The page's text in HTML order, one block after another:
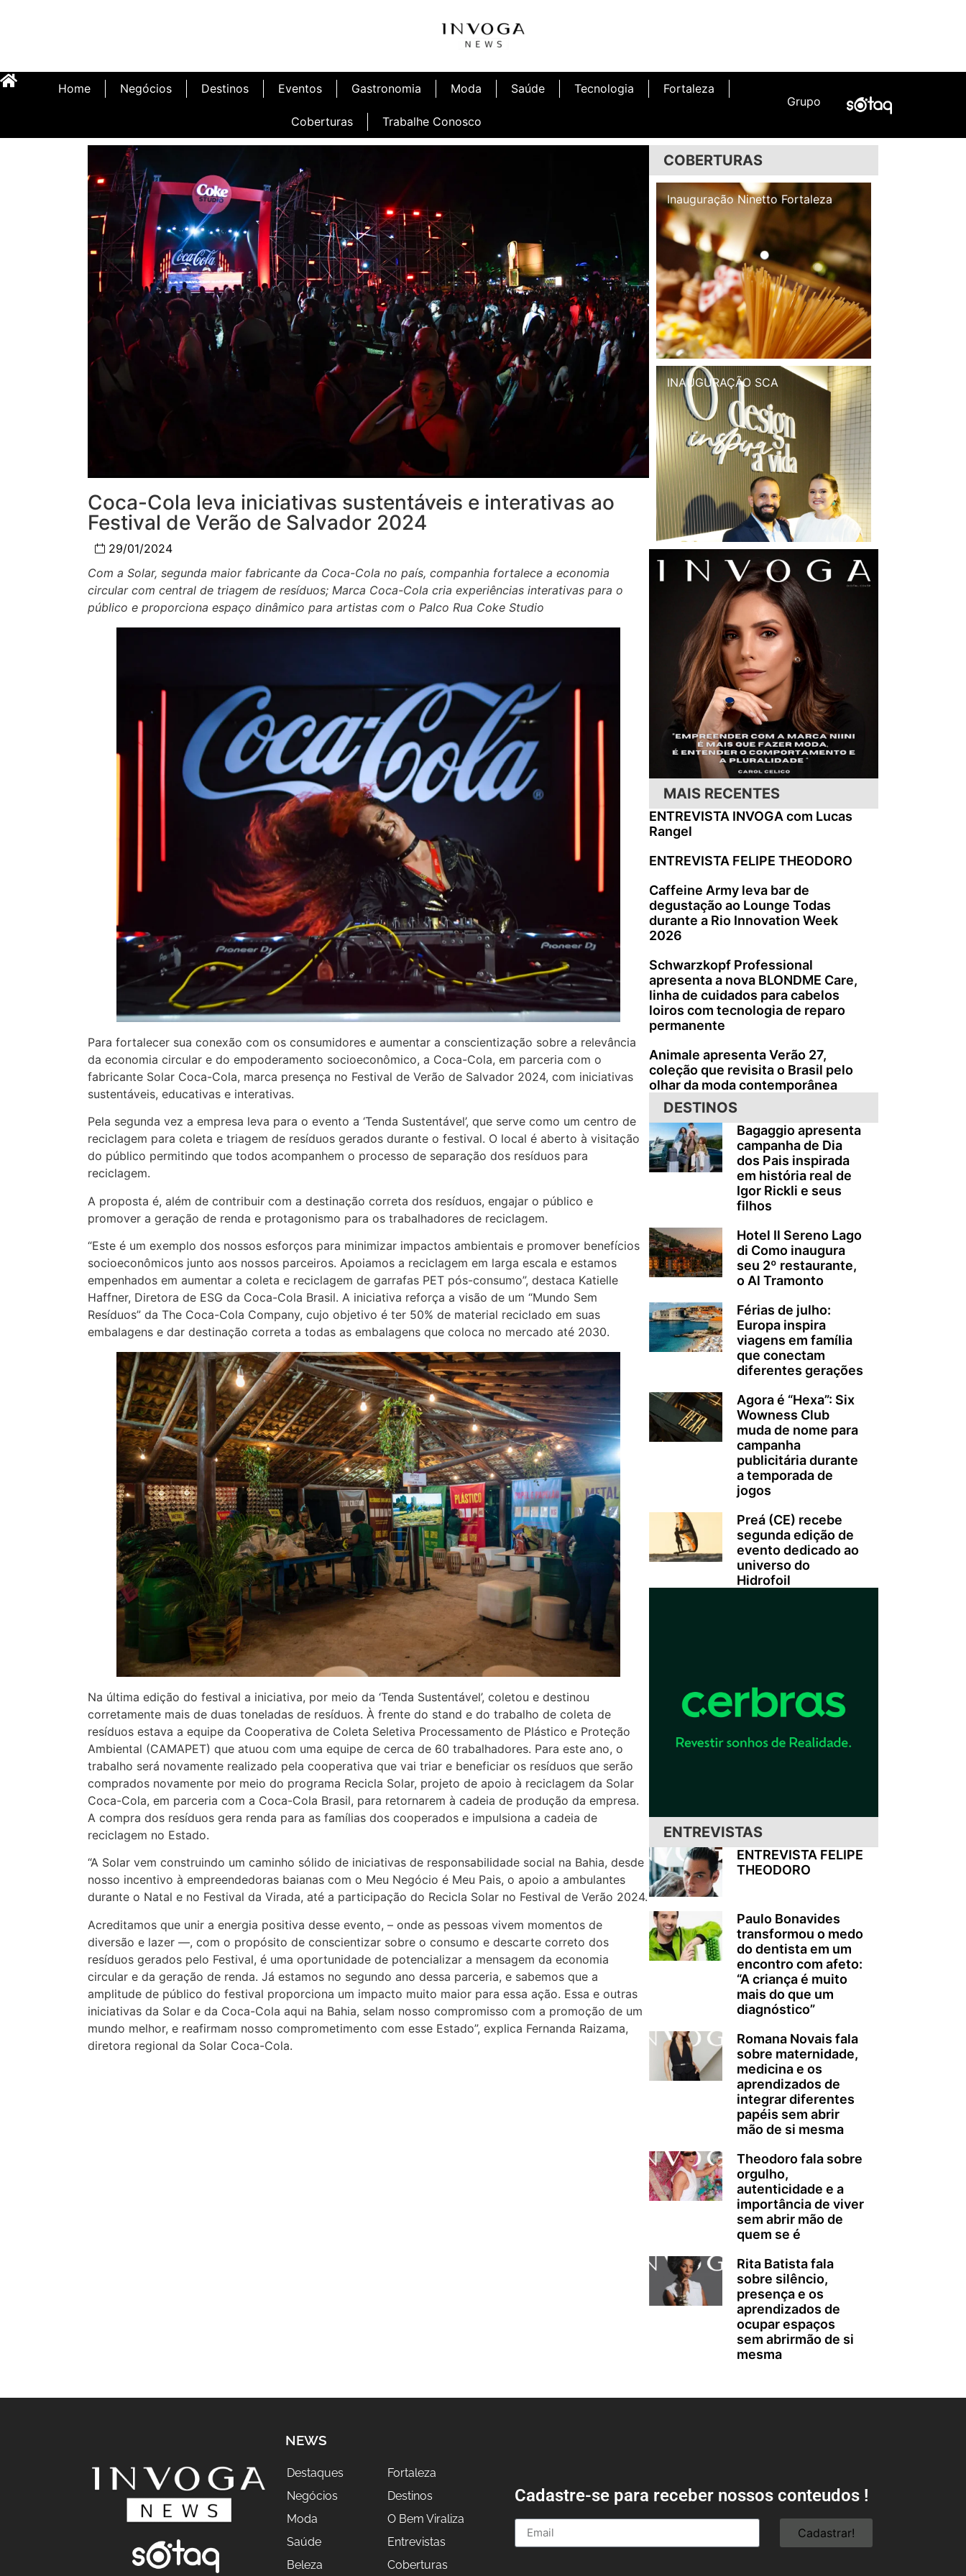
Home Negócios Destinos Eventos Gastronomia Moda Saúde Tecnologia Fortaleza
Coberturas Trabalhe Conosco
Grupo
Coca-Cola leva iniciativas sustentáveis e interativas ao
Festival de Verão de Salvador 2024
29/01/2024
Com a Solar, segunda maior fabricante da Coca-Cola no país, companhia fortalece a economia
circular com central de triagem de resíduos; Marca Coca-Cola cria experiências interativas para o
público e proporciona espaço dinâmico para artistas com o Palco Rua Coke Studio
Para fortalecer sua conexão com os consumidores e aumentar a conscientização sobre a relevância
da economia circular e do empoderamento socioeconômico, a Coca-Cola, em parceria com o
fabricante Solar Coca-Cola, marca presença no Festival de Verão de Salvador 2024, com iniciativas
sustentáveis, educativas e interativas.
Pela segunda vez a empresa leva para o evento a ‘Tenda Sustentável’, que serve como um centro de
reciclagem para coleta e triagem de resíduos gerados durante o festival. O local é aberto à visitação
do público permitindo que todos acompanhem o processo de separação dos resíduos para
reciclagem.
A proposta é, além de contribuir com a destinação correta dos resíduos, engajar o público e
promover a geração de renda e protagonismo para os trabalhadores de reciclagem.
“Este é um exemplo dos nossos esforços para minimizar impactos ambientais e promover benefícios
socioeconômicos junto aos nossos parceiros. Apoiamos a reciclagem em larga escala e estamos
empenhados em aumentar a coleta e reciclagem de garrafas PET pós-consumo”, destaca Katielle
Haffner, Diretora de ESG da Coca-Cola Brasil. A iniciativa reforça a visão de um “Mundo Sem
Resíduos” da The Coca-Cola Company, cujo objetivo é ter 50% de material reciclado em suas
embalagens e dar destinação correta a todas as embalagens que coloca no mercado até 2030.
Na última edição do festival a iniciativa, por meio da ‘Tenda Sustentável’, coletou e destinou
corretamente mais de duas toneladas de resíduos. À frente do stand e do trabalho de coleta de
resíduos estava a equipe da Cooperativa de Coleta Seletiva Processamento de Plástico e Proteção
Ambiental (CAMAPET) que atuou com uma equipe de cerca de 60 trabalhadores. Para este ano, o
trabalho será novamente realizado pela cooperativa que vai triar e beneficiar os resíduos que serão
comprados novamente por meio do programa Recicla Solar, projeto de apoio à reciclagem da Solar
Coca-Cola, em parceria com a Coca-Cola Brasil, para retornarem à cadeia de produção da empresa.
A compra dos resíduos gera renda para as famílias dos cooperados e impulsiona a cadeia de
reciclagem no Estado.
“A Solar vem construindo um caminho sólido de iniciativas de responsabilidade social na Bahia, desde
nosso incentivo à empreendedoras baianas com o Meu Negócio é Meu Pais, o apoio a ambulantes
durante o Natal e no Festival da Virada, até a participação do Recicla Solar no Festival de Verão 2024.
Acreditamos que unir a energia positiva desse evento, – onde as pessoas vivem momentos de
diversão e lazer —, com o propósito de conscientizar sobre o consumo e descarte correto dos
resíduos gerados pelo Festival, é uma oportunidade de potencializar a mensagem da economia
circular e da geração de renda. Já estamos no segundo ano dessa parceria, e sabemos que a
amplitude de público do festival proporciona um impacto muito maior para essa ação. Essa e outras
iniciativas da Solar e da Coca-Cola aqui na Bahia, selam nosso compromisso com a promoção de um
mundo melhor, e reafirmam nosso comprometimento com esse Estado”, explica Fernanda Raizama,
diretora regional da Solar Coca-Cola.
COBERTURAS
Inauguração Illa Café Inauguração Illa Café
INAUGURAÇÃO SCA
MAIS RECENTES
ENTREVISTA INVOGA com Lucas
Rangel
ENTREVISTA FELIPE THEODORO
Caffeine Army leva bar de
degustação ao Lounge Todas
durante a Rio Innovation Week
2026
Schwarzkopf Professional
apresenta a nova BLONDME Care,
linha de cuidados para cabelos
loiros com tecnologia de reparo
permanente
Animale apresenta Verão 27,
coleção que revisita o Brasil pelo
olhar da moda contemporânea
DESTINOS
Bagaggio apresenta
campanha de Dia
dos Pais inspirada
em história real de
Igor Rickli e seus
filhos
Hotel Il Sereno Lago
di Como inaugura
seu 2º restaurante,
o Al Tramonto
Férias de julho:
Europa inspira
viagens em família
que conectam
diferentes gerações
Agora é “Hexa”: Six
Wowness Club
muda de nome para
campanha
publicitária durante
a temporada de
jogos
Preá (CE) recebe
segunda edição de
evento dedicado ao
universo do
Hidrofoil
ENTREVISTAS
ENTREVISTA FELIPE
THEODORO
Paulo Bonavides
transformou o medo
do dentista em um
encontro com afeto:
“A criança é muito
mais do que um
diagnóstico”
Romana Novais fala
sobre maternidade,
medicina e os
aprendizados de
integrar diferentes
papéis sem abrir
mão de si mesma
Theodoro fala sobre
orgulho,
autenticidade e a
importância de viver
sem abrir mão de
quem se é
Rita Batista fala
sobre silêncio,
presença e os
aprendizados de
ocupar espaços
sem abrirmão de si
mesma
NEWS
Destaques
Negócios
Moda
Saúde
Beleza
Fortaleza
Destinos
O Bem Viraliza
Entrevistas
Coberturas
Cadastre-se para receber nossos conteudos !
Cadastrar!